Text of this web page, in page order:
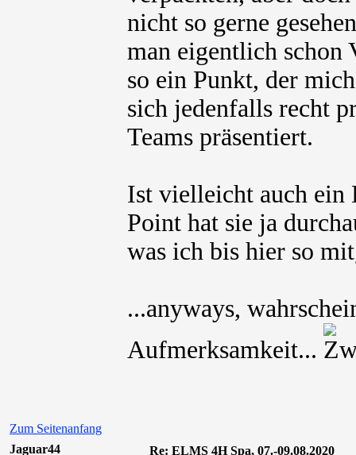
nicht so gerne
man eigentlich schon
so ein Punkt, der
sich jedenfalls recht
Teams präsentiert.
Ist vielleicht auch ein
Point hat sie ja
was ich bis hier so
...anyways,
Aufmerksamkeit...
Zum Seitenanfang
Jaguar44
Re: ELMS 4H Spa, 07.-09.08.2020